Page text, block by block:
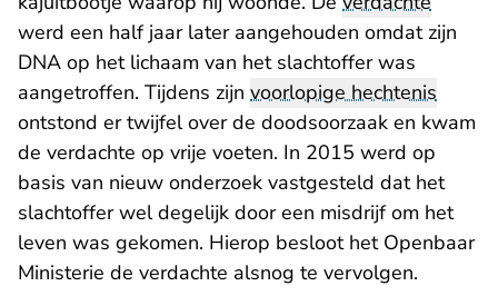
werd een half jaar later aangehouden omdat zijn
DNA op het lichaam van het slachtoffer was
aangetroffen. Tijdens zijn voorlopige hechtenis
ontstond er twijfel over de doodsoorzaak en kwam
de verdachte op vrije voeten. In 2015 werd op
basis van nieuw onderzoek vastgesteld dat het
slachtoffer wel degelijk door een misdrijf om het
leven was gekomen. Hierop besloot het Openbaar
Ministerie de verdachte alsnog te vervolgen.